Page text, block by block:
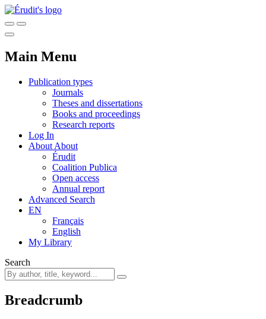
Main Menu
Publication types
Journals
Theses and dissertations
Books and proceedings
Research reports
Log In
About About
Érudit
Coalition Publica
Open access
Annual report
Advanced Search
EN
Français
English
My Library
Search
Breadcrumb